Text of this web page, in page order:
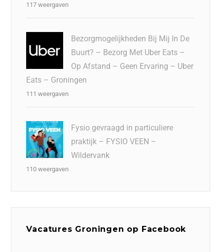
117 weergaven
Bezorgmogelijkheden Bij Mij In De
Buurt? – Bezorg Met Uber Eats –
Op Afstand – Geen Ervaring – Uber
Eats – Groningen
111 weergaven
Fysio gevraagd in particuliere
praktijk – FYSIO VEEN –
Wildervank
110 weergaven
Vacatures Groningen op Facebook